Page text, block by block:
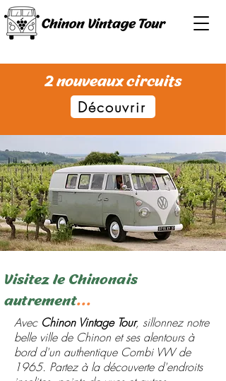
2 nouveaux circuits
Découvrir
Visitez le Chinonais
autrement...
Avec Chinon Vintage Tour, sillonneznotre
belle ville de Chinon et ses alentours à
bord d'un authentique Combi VW de
1965. Partez à la découverte d'endroits